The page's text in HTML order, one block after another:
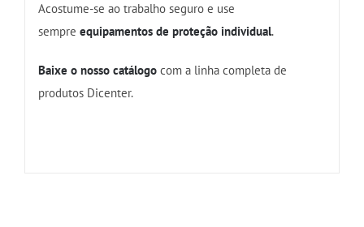
Acostume-se ao trabalho seguro e use
sempre equipamentos de proteção individual.
Baixe o nosso catálogocom a linha completa de
produtos Dicenter.